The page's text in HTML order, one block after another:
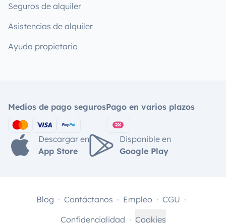
Seguros de alquiler
Asistencias de alquiler
Ayuda propietario
Medios de pago segurosPago en varios plazos
Descargar en
App Store
Disponible en
Google Play
Blog Contáctanos Empleo
CGU
Confidencialidad
Cookies